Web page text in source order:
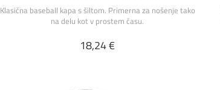
Klasična baseball kapa s šiltom. Primerna za nošenje tako
na delu kot v prostem času.
18,24 €